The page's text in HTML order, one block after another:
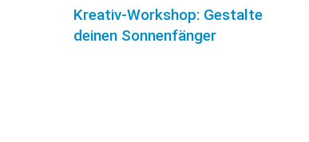
Kreativ-Workshop: Gestalte
deinen Sonnenfänger